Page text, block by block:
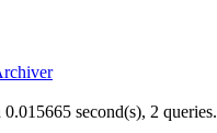
0.015665 second(s), 2 queries.